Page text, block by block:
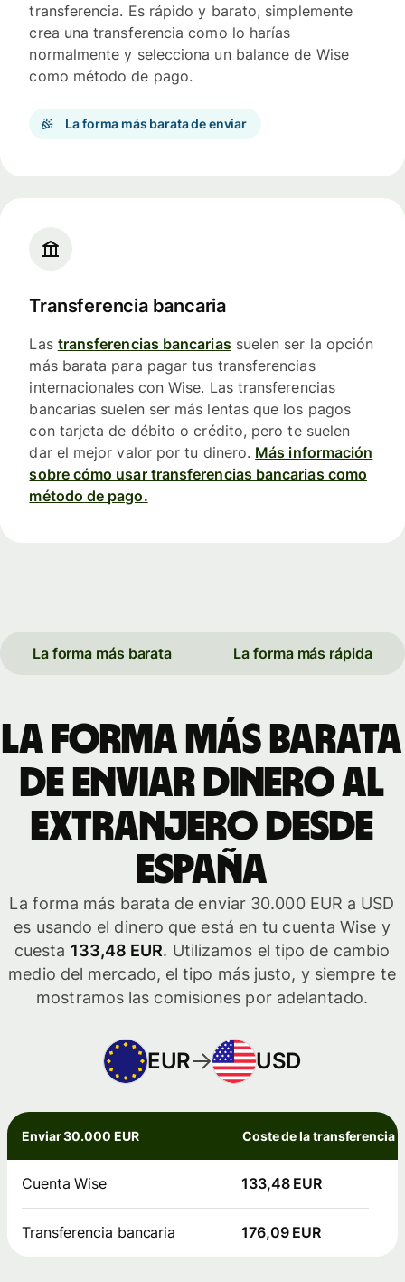
transferencia. Es rápido y barato, simplemente
crea una transferencia como lo harías
normalmente y selecciona un balance de Wise
como método de pago.
La forma más barata de enviar
Transferencia bancaria
Las transferencias bancariassuelen ser la opción
más barata para pagar tus transferencias
internacionales con Wise. Las transferencias
bancarias suelen ser más lentas que los pagos
con tarjeta de débito o crédito, pero te suelen
dar el mejor valor por tu dinero. Más información
sobre cómo usar transferencias bancarias como
método de pago.
La forma más barata La forma más rápida
La forma más barata
de enviar dinero al
extranjero desde
España
La forma más barata de enviar 30.000 EUR a USD
es usando el dinero que está en tu cuenta Wise y
cuesta 133,48 EUR. Utilizamos el tipo de cambio
medio del mercado, el tipo más justo, y siempre te
mostramos las comisiones por adelantado.
EUR USD
Enviar 30.000 EUR Coste de la transferencia
Cuenta Wise 133,48 EUR
Transferencia bancaria 176,09 EUR